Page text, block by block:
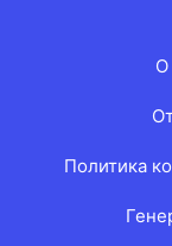
О
Политика